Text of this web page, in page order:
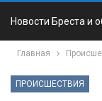
Новости Бреста и
Главная
ПРОИСШЕСТВИЯ